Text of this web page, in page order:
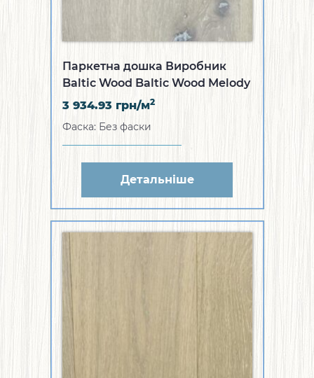
Паркетна дошка Виробник
Baltic Wood Baltic Wood Melody
Collection Дуб Unique Ivory &
3 934.93 грн/м2
Фаска: Без фаски
Детальніше